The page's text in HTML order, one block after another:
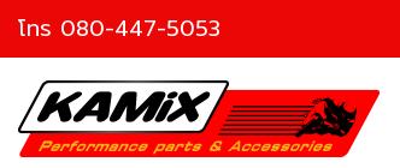
โทร 080-447-5053